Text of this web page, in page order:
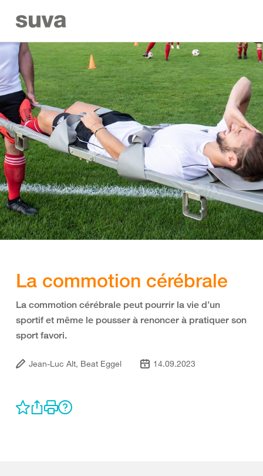
La commotion cérébrale
La commotion cérébrale peut pourrir la vie d’un
sportif et même le pousser à renoncer à pratiquer son
sport favori.
Jean-Luc Alt, Beat Eggel 14.09.2023